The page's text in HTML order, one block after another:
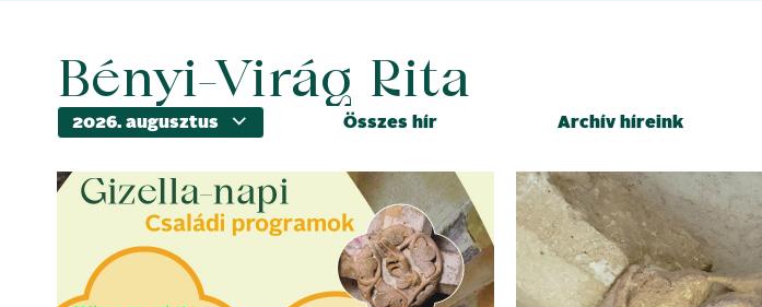
contentBényi-Virág Rita
Összes hír Archív híreink